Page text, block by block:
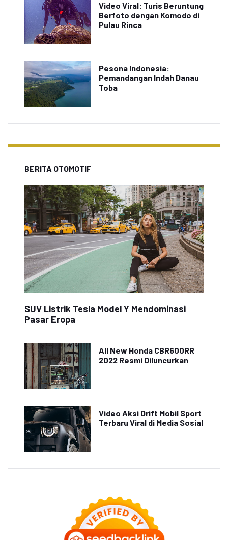
Video Viral: Turis Beruntung
Berfoto dengan Komodo di
Pulau Rinca
Pesona Indonesia:
Pemandangan Indah Danau
Toba
BERITA OTOMOTIF
SUV Listrik Tesla Model Y Mendominasi
Pasar Eropa
All New Honda CBR600RR
2022 Resmi Diluncurkan
Video Aksi Drift Mobil Sport
Terbaru Viral di Media Sosial